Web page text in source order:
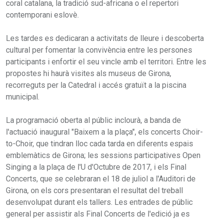
coral catalana, la tradició sud-africana o el repertori
contemporani eslovè.
Les tardes es dedicaran a activitats de lleure i descoberta
cultural per fomentar la convivència entre les persones
participants i enfortir el seu vincle amb el territori. Entre les
propostes hi haurà visites als museus de Girona,
recorreguts per la Catedral i accés gratuït a la piscina
municipal.
La programació oberta al públic inclourà, a banda de
l'actuació inaugural "Baixem a la plaça", els concerts Choir-
to-Choir, que tindran lloc cada tarda en diferents espais
emblemàtics de Girona; les sessions participatives Open
Singing a la plaça de l'U d'Octubre de 2017, i els Final
Concerts, que se celebraran el 18 de juliol a l'Auditori de
Girona, on els cors presentaran el resultat del treball
desenvolupat durant els tallers. Les entrades de públic
general per assistir als Final Concerts de l'edició ja es